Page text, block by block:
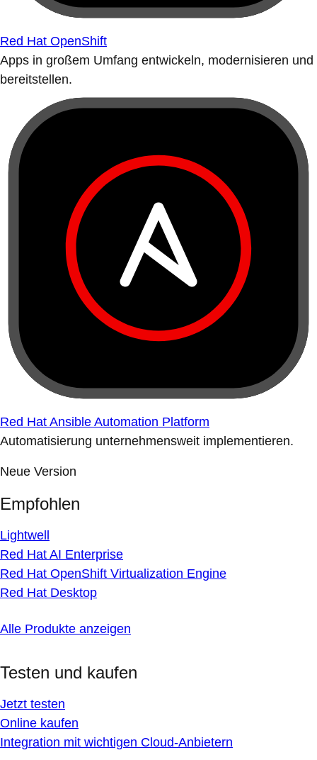
Red Hat OpenShift
Apps in großem Umfang entwickeln, modernisieren und
bereitstellen.
Red Hat Ansible Automation Platform
Automatisierung unternehmensweit implementieren.
Neue Version
Empfohlen
Lightwell
Red Hat AI Enterprise
Red Hat OpenShift Virtualization Engine
Red Hat Desktop
Alle Produkte anzeigen
Testen und kaufen
Jetzt testen
Online kaufen
Integration mit wichtigen Cloud-Anbietern